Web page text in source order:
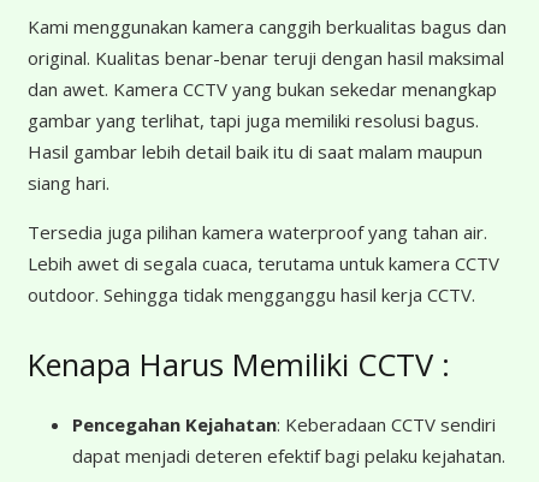
Kami menggunakan kamera canggih berkualitas bagus dan
original. Kualitas benar-benar teruji dengan hasil maksimal
dan awet. Kamera CCTV yang bukan sekedar menangkap
gambar yang terlihat, tapi juga memiliki resolusi bagus.
Hasil gambar lebih detail baik itu di saat malam maupun
siang hari.
Tersedia juga pilihan kamera waterproof yang tahan air.
Lebih awet di segala cuaca, terutama untuk kamera CCTV
outdoor. Sehingga tidak mengganggu hasil kerja CCTV.
Kenapa Harus Memiliki CCTV :
Pencegahan Kejahatan: Keberadaan CCTV sendiri
dapat menjadi deteren efektif bagi pelaku kejahatan.